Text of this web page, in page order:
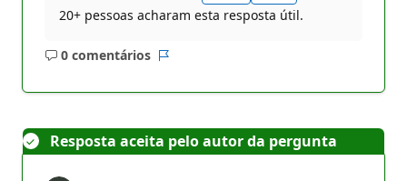
20+ pessoas acharam esta resposta útil.
0 comentários
Sem
Resposta aceita pelo autor da pergunta